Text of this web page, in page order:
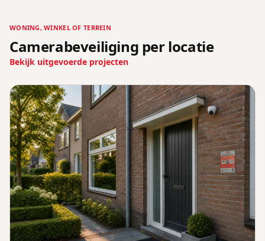
WONING, WINKEL OF TERREIN
Camerabeveiliging per locatie
Bekijk uitgevoerde projecten